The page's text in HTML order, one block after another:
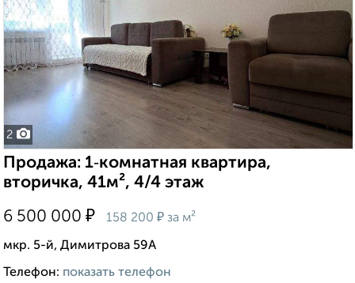
2
Продажа: 1‑комнатная квартира,
вторичка, 41м², 4/4 этаж
6 500 000 ₽ 158 200 ₽ за м²
мкр. 5-й, Димитрова 59А
Телефон: показать телефон